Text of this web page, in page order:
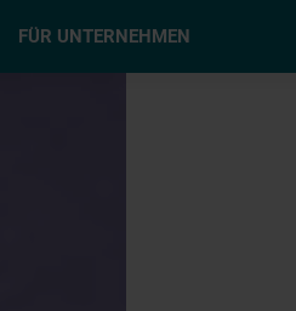
FÜR UNTERNEHMEN